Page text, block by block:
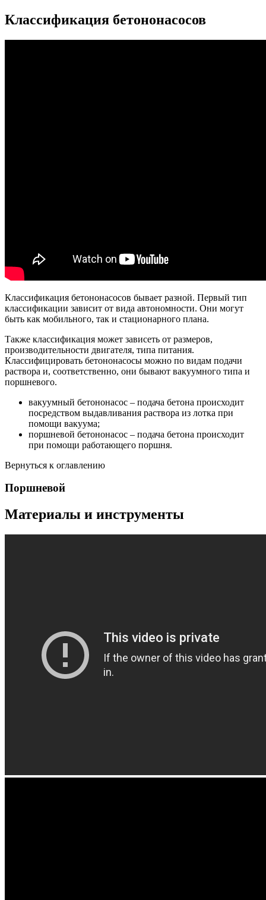
Классификация бетононасосов
Классификация бетононасосов бывает разной. Первый тип
классификации зависит от вида автономности. Они могут
быть как мобильного, так и стационарного плана.
Также классификация может зависеть от размеров,
производительности двигателя, типа питания.
Классифицировать бетононасосы можно по видам подачи
раствора и, соответственно, они бывают вакуумного типа и
поршневого.
вакуумный бетононасос – подача бетона происходит
посредством выдавливания раствора из лотка при
помощи вакуума;
поршневой бетононасос – подача бетона происходит
при помощи работающего поршня.
Вернуться к оглавлению
Поршневой
Материалы и инструменты